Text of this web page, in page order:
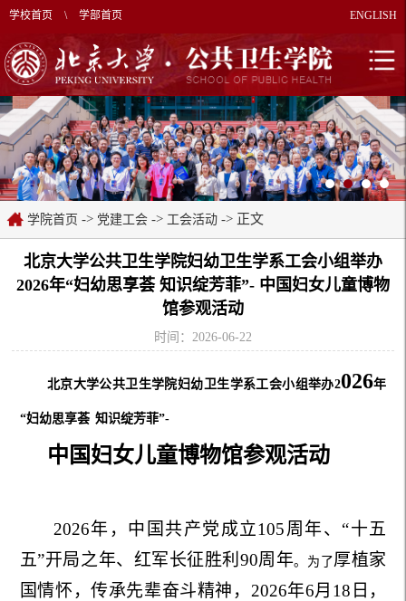
学校首页 \ 学部首页 ENGLISH
学院首页 -> 党建工会 -> 工会活动 -> 正文
北京大学公共卫生学院妇幼卫生学系工会小组举办
2026年“妇幼思享荟 知识绽芳菲”- 中国妇女儿童博物
馆参观活动
时间：2026-06-22
北京大学公共卫生学院妇幼卫生学系工会小组举办2026年
“妇幼思享荟 知识绽芳菲”-
中国妇女儿童博物馆参观活动
2026年，中国共产党成立105周年、“十五
五”开局之年、红军长征胜利90周年。为了厚植家
国情怀 ，传承先辈奋斗精神， 2026年6月18日，